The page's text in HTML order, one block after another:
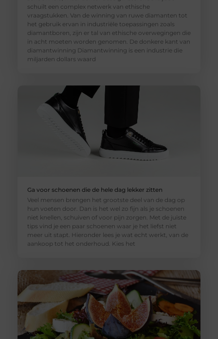
schuilt een complex netwerk van ethische
vraagstukken. Van de winning van ruwe diamanten tot
het gebruik ervan in industriële toepassingen zoals
diamantboren, zijn er tal van ethische overwegingen die
in acht moeten worden genomen. De donkere kant van
diamantwinning Diamantwinning is een industrie die
miljarden dollars waard
Ga voor schoenen die de hele dag lekker zitten
Veel mensen brengen het grootste deel van de dag op
hun voeten door. Dan is het wel zo fijn als je schoenen
niet knellen, schuiven of voor pijn zorgen. Met de juiste
tips vind je een paar schoenen waar je het liefst niet
meer uit stapt. Hieronder lees je wat echt werkt, van de
aankoop tot het onderhoud. Kies het